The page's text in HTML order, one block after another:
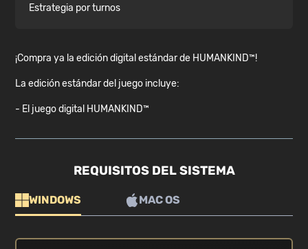
Estrategia por turnos
¡Compra ya la edición digital estándar de HUMANKIND™!
La edición estándar del juego incluye:
- El juego digital HUMANKIND™
REQUISITOS DEL SISTEMA
WINDOWS MAC OS